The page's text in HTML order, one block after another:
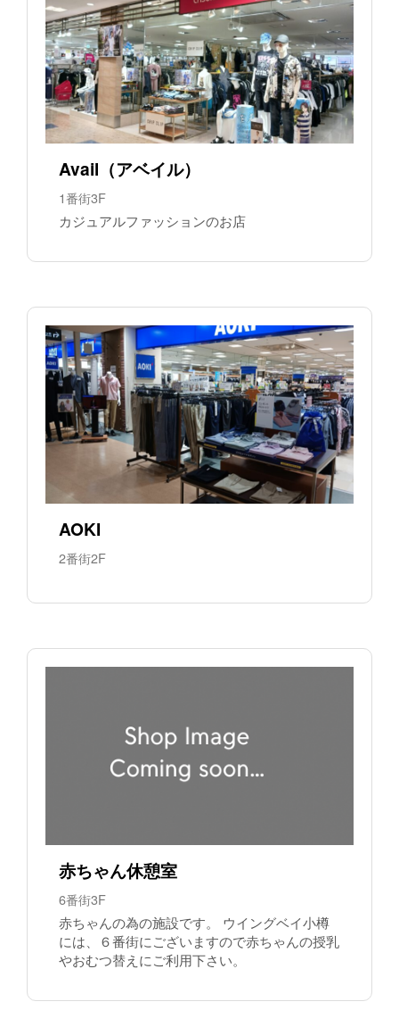
Avail（アベイル）
1番街3F
カジュアルファッションのお店
AOKI
2番街2F
赤ちゃん休憩室
6番街3F
赤ちゃんの為の施設です。 ウイングベイ小樽
には、６番街にございますので赤ちゃんの授乳
やおむつ替えにご利用下さい。